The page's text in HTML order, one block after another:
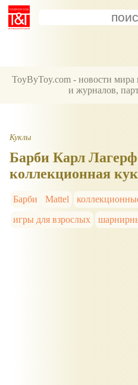
ToyByToy.com - новости мира
и журналов,
Куклы
Барби Карл
коллекционная
Барби Mattel
игры для взрослых